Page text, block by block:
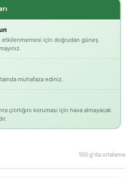
etkilenmemesi için doğrudan güneş
muhafaza ediniz.
çıtırlığını koruması için hava almayacak
100 g'da ortalama